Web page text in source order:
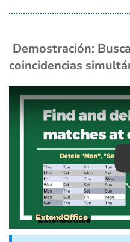
Demostración:
coincidencias